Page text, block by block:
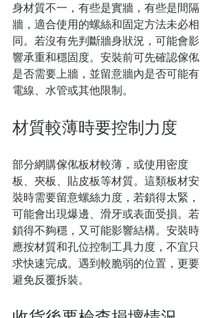
身材質不一，有些是實牆，有些是間隔
牆，適合使用的螺絲和固定方法未必相
同。若沒有先判斷牆身狀況，可能會影
響承重和穩固度。安裝前可先確認傢俬
是否需要上牆，並留意牆內是否可能有
電線、水管或其他限制。
材質較薄時要控制力度
部分網購傢俬板材較薄，或使用密度
板、夾板、貼皮板等材質。這類板材安
裝時需要留意螺絲力度，若鎖得太緊，
可能會出現爆邊、滑牙或表面受損。若
鎖得不夠穩，又可能影響結構。安裝時
應按材質和孔位控制工具力度，不宜只
求快速完成。遇到較脆弱的位置，更要
避免反覆拆裝。